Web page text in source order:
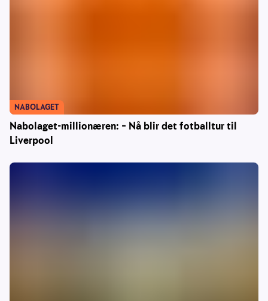
Nabolaget-millionæren: – Nå blir det fotballtur til
Liverpool
NABOLAGET